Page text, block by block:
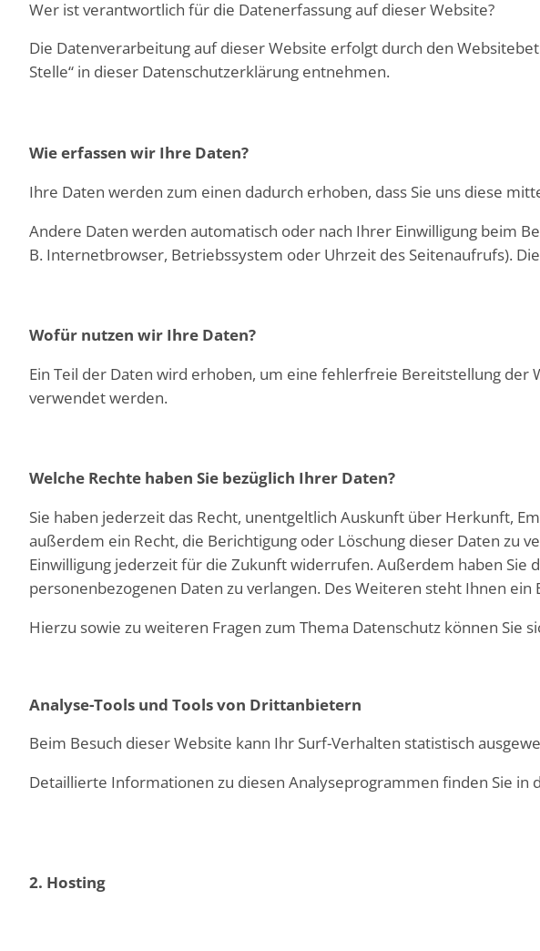
Wer ist verantwortlich für die Datenerfassung auf dieser Website?
Die Datenverarbeitung auf dieser Website erfolgt durch den
Stelle“ in dieser Datenschutzerklärung entnehmen.
Wie erfassen wir Ihre Daten?
Ihre Daten werden zum einen dadurch erhoben, dass Sie uns diese
Andere Daten werden automatisch oder nach Ihrer Einwilligung beim
B. Internetbrowser, Betriebssystem oder Uhrzeit des Seitenaufrufs).
Wofür nutzen wir Ihre Daten?
Ein Teil der Daten wird erhoben, um eine fehlerfreie Bereitstellung
verwendet werden.
Welche Rechte haben Sie bezüglich Ihrer Daten?
Sie haben jederzeit das Recht, unentgeltlich Auskunft über Herkunft,
außerdem ein Recht, die Berichtigung oder Löschung dieser Daten zu
Einwilligung jederzeit für die Zukunft widerrufen. Außerdem haben
personenbezogenen Daten zu verlangen. Des Weiteren steht Ihnen
Hierzu sowie zu weiteren Fragen zum Thema Datenschutz können Sie
Analyse-Tools und Tools von Dritt­anbietern
Beim Besuch dieser Website kann Ihr Surf-Verhalten statistisch
Detaillierte Informationen zu diesen Analyseprogrammen finden Sie in
2. Hosting